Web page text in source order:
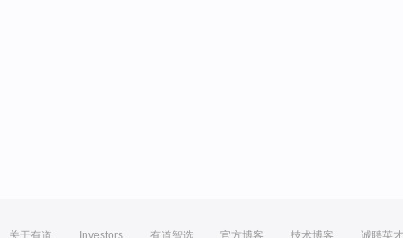
关于有道 Investors 有道智选 官方博客 技术博客 诚聘英才